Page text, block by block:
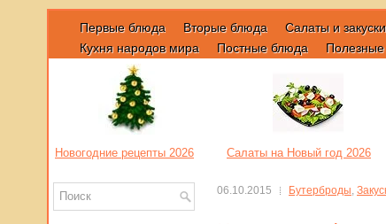
Первые блюда Вторые блюда Салаты и закуски
Кухня народов мира
Постные блюда Полезные
Новогодние рецепты 2026 Салаты на Новый год 2026
06.10.2015 Бутерброды,